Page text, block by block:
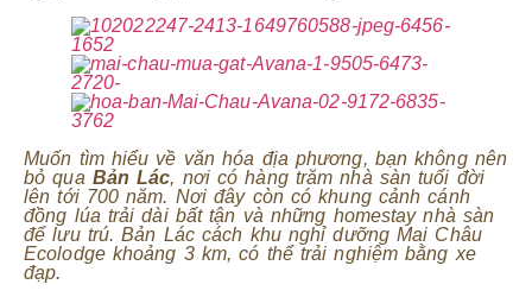
Muốn tìm hiểu về văn hóa địa phương, bạn không nên
bỏ qua Bản Lác, nơi có hàng trăm nhà sàn tuổi đời
lên tới 700 năm. Nơi đây còn có khung cảnh cánh
đồng lúa trải dài bất tận và những homestay nhà sàn
để lưu trú. Bản Lác cách khu nghỉ dưỡng Mai Châu
Ecolodge khoảng 3 km, có thể trải nghiệm bằng xe
đạp.